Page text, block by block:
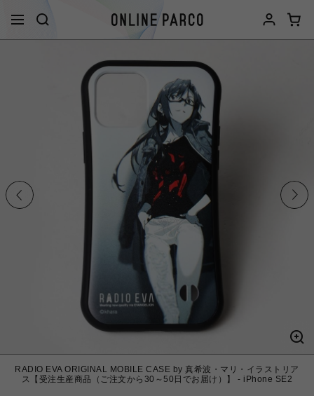
RADIO EVA ORIGINAL MOBILE CASE by 真希波・マリ・イラストリア
ス【受注生産商品（ご注文から30～50日でお届け）】 - iPhone SE2